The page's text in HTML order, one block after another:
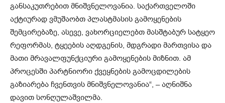
განსაკუთრებით მნიშვნელოვანია. საქართველოში
აქტიურად ვმუშაობთ პლასტმასის გამოყენების
შემცირებაზე, ასევე, ვახორციელებთ მასშტაბურ სატყეო
რეფორმას, ტყეების აღდგენის, მდგრადი მართვისა და
მათი მრავალფუნქციური გამოყენების მიზნით. ამ
პროცესში პარტნიორი ქვეყნების გამოცდილების
გაზიარება ჩვენთვის მნიშვნელოვანია“, – აღნიშნა
დავით სონღულაშვილმა.